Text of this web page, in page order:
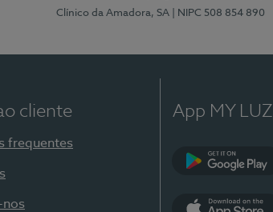
Clínico da Amadora, SA
| NIPC 508 854 890
cliente
frequentes
nos
App MY LUZ